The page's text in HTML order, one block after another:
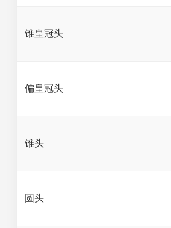
锥皇冠头
偏皇冠头
锥头
圆头